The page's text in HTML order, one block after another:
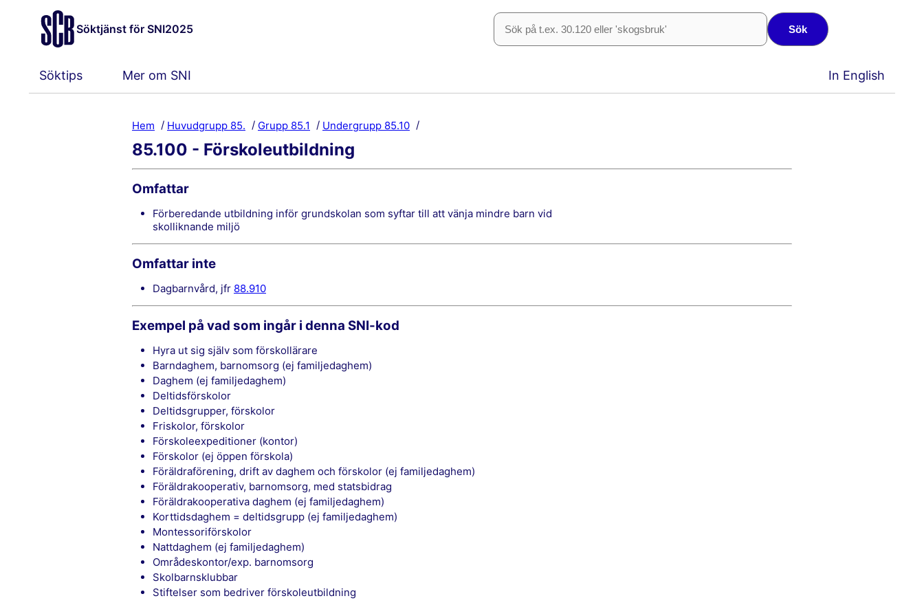
Söktjänst för SNI2025 Sök
Söktips Mer om SNI In English
Hem Huvudgrupp 85. Grupp 85.1 Undergrupp 85.10
85.100 - Förskoleutbildning
Omfattar
förberedande utbildning inför grundskolan som syftar till att vänja mindre barn vid
skolliknande miljö
Omfattar inte
dagbarnvård, jfr 88.910
Exempel på vad som ingår i denna SNI-kod
Hyra ut sig själv som förskollärare
Barndaghem, barnomsorg (ej familjedaghem)
Daghem (ej familjedaghem)
Deltidsförskolor
Deltidsgrupper, förskolor
Friskolor, förskolor
Förskoleexpeditioner (kontor)
Förskolor (ej öppen förskola)
Föräldraförening, drift av daghem och förskolor (ej familjedaghem)
Föräldrakooperativ, barnomsorg, med statsbidrag
Föräldrakooperativa daghem (ej familjedaghem)
Korttidsdaghem = deltidsgrupp (ej familjedaghem)
Montessoriförskolor
Nattdaghem (ej familjedaghem)
Områdeskontor/exp. barnomsorg
Skolbarnsklubbar
Stiftelser som bedriver förskoleutbildning